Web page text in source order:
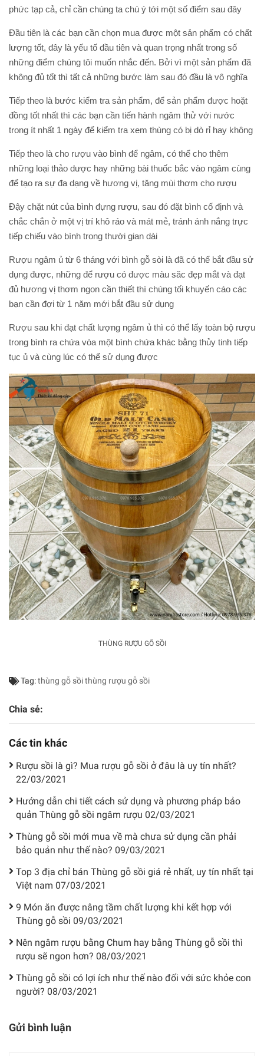
phức tạp cả, chỉ cần chúng ta chú ý tới một số điểm sau đây
Đầu tiên là các bạn cần chọn mua được một sản phẩm có chất
lượng tốt, đây là yếu tố đầu tiên và quan trọng nhất trong số
những điểm chúng tôi muốn nhắc đến. Bởi vì một sản phẩm đã
không đủ tốt thì tất cả những bước làm sau đó đầu là vô nghĩa
Tiếp theo là bước kiểm tra sản phẩm, để sản phẩm được hoặt
đồng tốt nhất thì các bạn cần tiến hành ngâm thử với nước
trong ít nhất 1 ngày để kiểm tra xem thùng có bị dò rỉ hay không
Tiếp theo là cho rượu vào bình để ngâm, có thể cho thêm
những loại thảo dược hay những bài thuốc bắc vào ngâm cùng
để tạo ra sự đa dạng về hương vị, tăng mùi thơm cho rượu
Đậy chặt nút của bình đựng rượu, sau đó đặt bình cố định và
chắc chắn ở một vị trí khô ráo và mát mẻ, tránh ánh nắng trực
tiếp chiếu vào bình trong thười gian dài
Rượu ngâm ủ từ 6 tháng với bình gỗ sòi là đã có thể bắt đầu sử
dụng được, những để rượu có được màu săc đẹp mắt và đạt
đủ hương vị thơm ngon cần thiết thì chúng tối khuyến cáo các
bạn cần đợi từ 1 năm mới bắt đầu sử dụng
Rượu sau khi đạt chất lượng ngâm ủ thì có thể lấy toàn bộ rượu
trong bình ra chứa vòa một bình chứa khác bằng thủy tinh tiếp
tục ủ và cùng lúc có thể sử dụng được
THÙNG RƯỢU GÕ SỒI
Tag:thùng gỗ sồithùng rượu gỗ sồi
Chia sẻ:
Các tin khác
Rượu sồi là gì? Mua rượu gỗ sồi ở đâu là uy tín nhất?
22/03/2021
Hướng dẫn chi tiết cách sử dụng và phương pháp bảo
quản Thùng gỗ sồi ngâm rượu 02/03/2021
Thùng gỗ sồi mới mua về mà chưa sử dụng cần phải
bảo quản như thế nào? 09/03/2021
Top 3 địa chỉ bán Thùng gỗ sồi giá rẻ nhất, uy tín nhất tại
Việt nam 07/03/2021
9 Món ăn được nâng tầm chất lượng khi kết hợp với
Thùng gỗ sồi 09/03/2021
Nên ngâm rượu bằng Chum hay bằng Thùng gỗ sồi thì
rượu sẽ ngon hơn? 08/03/2021
Thùng gỗ sồi có lợi ích như thế nào đối với sức khỏe con
người? 08/03/2021
Gửi bình luận